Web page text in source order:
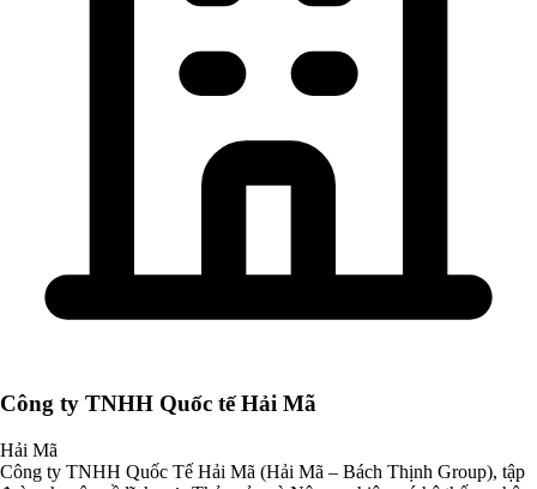
Công ty TNHH Quốc tế Hải Mã
Hải Mã
Công ty TNHH Quốc Tế Hải Mã (Hải Mã – Bách Thịnh Group), tập